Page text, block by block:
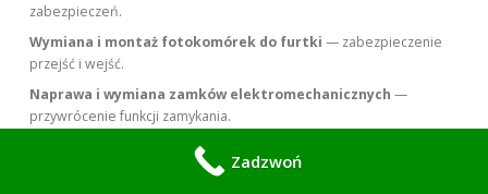
zabezpieczeń.
Wymiana i montaż fotokomórek do furtki — zabezpieczenie
przejść i wejść.
Naprawa i wymiana zamków elektromechanicznych —
przywrócenie funkcji zamykania.
Montaż systemów awaryjnego zasilania
Zadzwoń